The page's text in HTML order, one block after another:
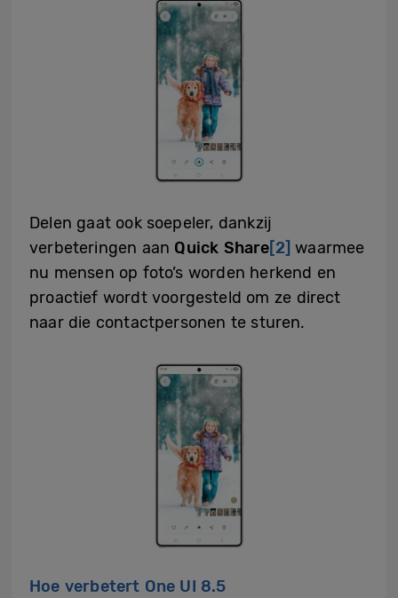
Delen gaat ook soepeler, dankzij
verbeteringen aan Quick Share[2] waarmee
nu mensen op foto’s worden herkend en
proactief wordt voorgesteld om ze direct
naar die contactpersonen te sturen.
Hoe verbetert One UI 8.5